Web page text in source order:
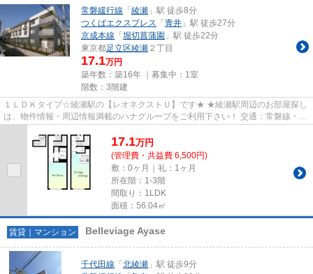
常磐緩行線 「 綾瀬 」駅 徒歩8分
つくばエクスプレス 「 青井 」駅 徒歩27分
京成本線 「 堀切菖蒲園 」駅 徒歩22分
東京都足立区綾瀬 ２丁目
17.1万円
築年数：築16年 ｜募集中： 1室
階数：3階建
１ＬＤＫタイプ☆綾瀬駅の【レオネクストＵ】です★ ★綾瀬駅周辺のお部屋探し
は、物件情報・周辺情報満載のハナグループをご利用下さい！ 交通：常磐線・千
17.1万円
(管理費・共益費 6,500円)
敷：0ヶ月｜礼：1ヶ月
所在階：1-3階
間取り：1LDK
面積：56.04㎡
賃貸｜マンション Belleviage Ayase
千代田線 「 北綾瀬 」駅 徒歩9分